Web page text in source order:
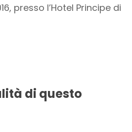
presso l’Hotel Principe di
di questo